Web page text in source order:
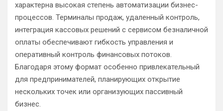
характерна высокая степень автоматизации бизнес-
процессов. Терминалы продаж, удаленный контроль,
интеграция кассовых решений с сервисом безналичной
оплаты обеспечивают гибкость управления и
оперативный контроль финансовых потоков.
Благодаря этому формат особенно привлекательный
для предпринимателей, планирующих открытие
нескольких точек или организующих пассивный
бизнес.